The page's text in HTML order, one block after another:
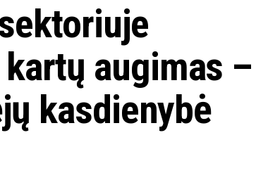
augimas –
kasdienybė